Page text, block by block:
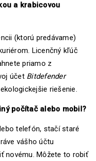
a krabicovou
(ktorú predávame)
Licenčný kľúč
priamo z
účet Bitdefender
riešenie.
počítač alebo mobil?
telefón, stačí staré
vášho účtu
novému. Môžete to robiť